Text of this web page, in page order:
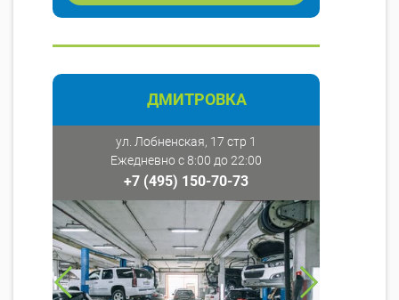
ДМИТРОВКА
ул. Лобненская, 17 стр 1
Ежедневно с 8:00 до 22:00
+7 (495) 150-70-73